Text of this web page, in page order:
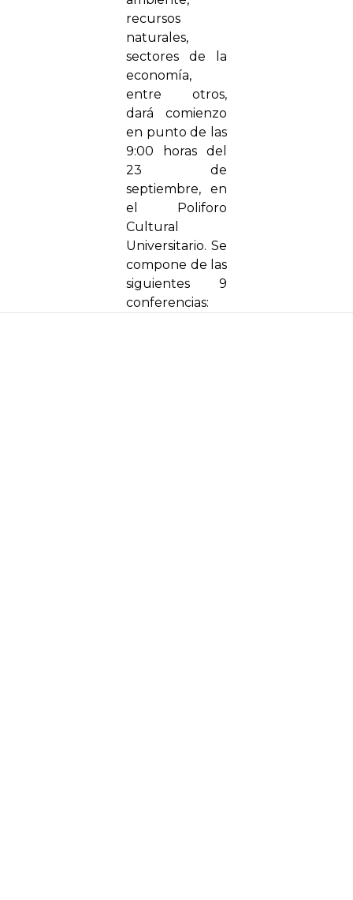
recursos
naturales,
sectores de la
economía,
entre otros,
dará comienzo
en punto de las
9:00 horas del
23 de
septiembre, en
el Poliforo
Cultural
Universitario. Se
compone de las
siguientes 9
conferencias: